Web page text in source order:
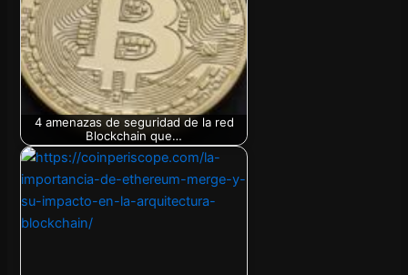
4 amenazas de seguridad de la red
Blockchain que…